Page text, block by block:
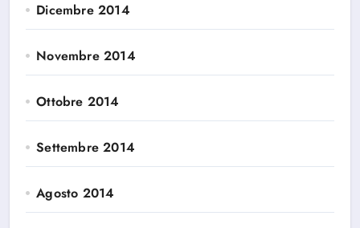
Dicembre 2014
Novembre 2014
Ottobre 2014
Settembre 2014
Agosto 2014